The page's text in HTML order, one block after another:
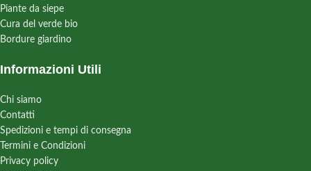
Piante da siepe
Cura del verde bio
Bordure giardino
Informazioni Utili
Chi siamo
Contatti
Spedizioni e tempi di consegna
Termini e Condizioni
Privacy policy